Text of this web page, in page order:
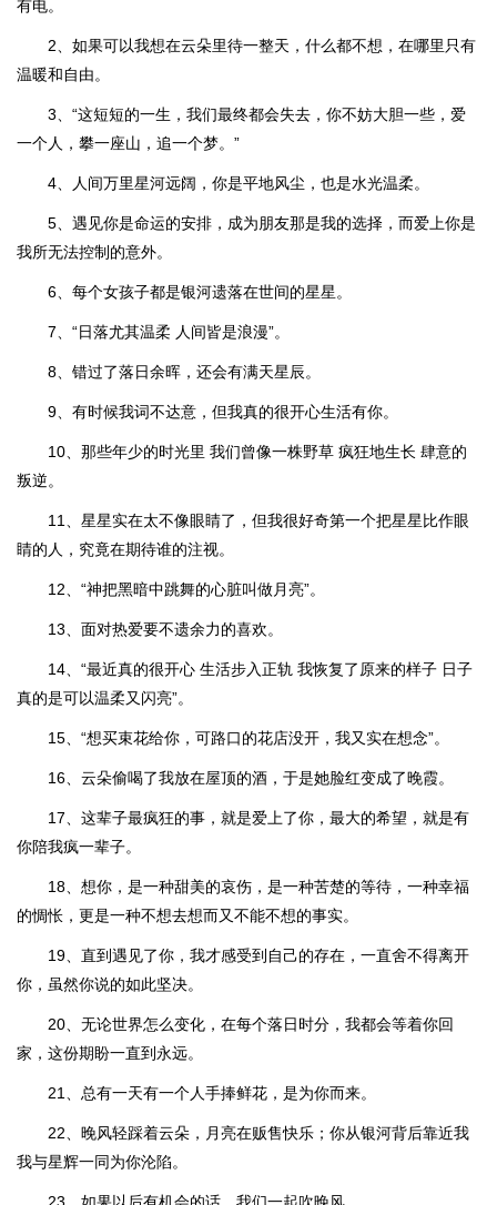
有电。
2、如果可以我想在云朵里待一整天，什么都不想，在哪里只有
温暖和自由。
3、“这短短的一生，我们最终都会失去，你不妨大胆一些，爱
一个人，攀一座山，追一个梦。”
4、人间万里星河远阔，你是平地风尘，也是水光温柔。
5、遇见你是命运的安排，成为朋友那是我的选择，而爱上你是
我所无法控制的意外。
6、每个女孩子都是银河遗落在世间的星星。
7、“日落尤其温柔 人间皆是浪漫”。
8、错过了落日余晖，还会有满天星辰。
9、有时候我词不达意，但我真的很开心生活有你。
10、那些年少的时光里 我们曾像一株野草 疯狂地生长 肆意的
叛逆。
11、星星实在太不像眼睛了，但我很好奇第一个把星星比作眼
睛的人，究竟在期待谁的注视。
12、“神把黑暗中跳舞的心脏叫做月亮”。
13、面对热爱要不遗余力的喜欢。
14、“最近真的很开心 生活步入正轨 我恢复了原来的样子 日子
真的是可以温柔又闪亮”。
15、“想买束花给你，可路口的花店没开，我又实在想念”。
16、云朵偷喝了我放在屋顶的酒，于是她脸红变成了晚霞。
17、这辈子最疯狂的事，就是爱上了你，最大的希望，就是有
你陪我疯一辈子。
18、想你，是一种甜美的哀伤，是一种苦楚的等待，一种幸福
的惆怅，更是一种不想去想而又不能不想的事实。
19、直到遇见了你，我才感受到自己的存在，一直舍不得离开
你，虽然你说的如此坚决。
20、无论世界怎么变化，在每个落日时分，我都会等着你回
家，这份期盼一直到永远。
21、总有一天有一个人手捧鲜花，是为你而来。
22、晚风轻踩着云朵，月亮在贩售快乐；你从银河背后靠近我
我与星辉一同为你沦陷。